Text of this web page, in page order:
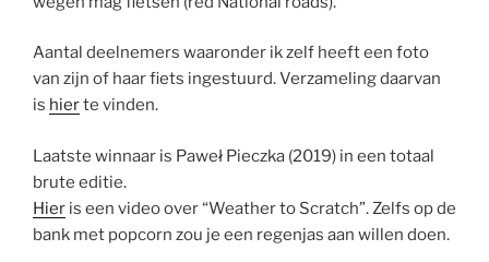
Aantal deelnemers waaronder ik zelf heeft een foto
van zijn of haar fiets ingestuurd. Verzameling daarvan
is hierte vinden.
Laatste winnaar is Paweł Pieczka (2019) in een totaal
brute editie.
Hier is een video over “Weather to Scratch”. Zelfs op de
bank met popcorn zou je een regenjas aan willen doen.